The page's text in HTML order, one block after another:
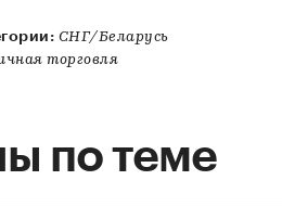
СНГ/Беларусь
торговля
по теме